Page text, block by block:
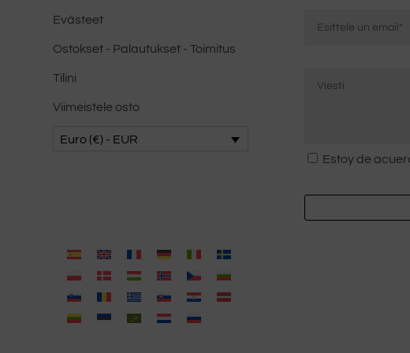
Evästeet
Ostokset - Palautukset - Toimitus
Tilini
Viimeistele osto
Euro (€) - EUR
electrónico
sähköpostiosoite
Consentimiento
Estoy de